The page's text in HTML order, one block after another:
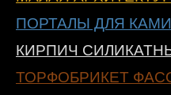
ПОРТАЛЫ ДЛЯ
КИРПИЧ
ТОРФОБРИКЕТ